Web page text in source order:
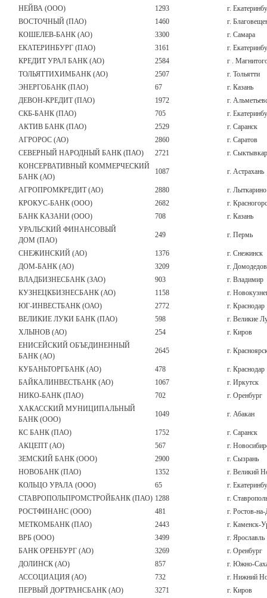
НЕЙВА (ООО)
1293
г.
ВОСТОЧНЫЙ (ПАО)
1460
г.
КОШЕЛЕВ-БАНК (АО)
3300
г. Самара
ЕКАТЕРИНБУРГ (ПАО)
3161
г.
КРЕДИТ УРАЛ БАНК (АО)
2584
г .
ТОЛЬЯТТИХИМБАНК (АО)
2507
г. Тольятти
ЭНЕРГОБАНК (ПАО)
67
г. Казань
ДЕВОН-КРЕДИТ (ПАО)
1972
г.
СКБ-БАНК (ПАО)
705
г.
АКТИВ БАНК (ПАО)
2529
г. Саранск
АГРОРОС (АО)
2860
г. Саратов
СЕВЕРНЫЙ НАРОДНЫЙ БАНК (ПАО)
2721
г. Сыктывкар
КОНСЕРВАТИВНЫЙ КОММЕРЧЕСКИЙ
БАНК (АО)
1087 г. Астрахань
АГРОПРОМКРЕДИТ (АО) 2880
г. Лыткарино
КРОКУС-БАНК (ООО)
2682
г.
БАНК КАЗАНИ (ООО)
708
г. Казань
УРАЛЬСКИЙ ФИНАНСОВЫЙ
ДОМ (ПАО)
249 г. Пермь
СНЕЖИНСКИЙ (АО) 1376
г. Снежинск
ДОМ-БАНК (АО)
3209
г.
ВЛАДБИЗНЕСБАНК (ЗАО)
903
г. Владимир
КУЗНЕЦКБИЗНЕСБАНК (АО)
1158
г.
ЮГ-ИНВЕСТБАНК (ОАО)
2772
г. Краснодар
ВЕЛИКИЕ ЛУКИ БАНК (ПАО)
598
г. Великие
ХЛЫНОВ (АО)
254
г. Киров
ЕНИСЕЙСКИЙ ОБЪЕДИНЕННЫЙ
БАНК (АО)
2645 г.
КУБАНЬТОРГБАНК (АО) 478
г. Краснодар
БАЙКАЛИНВЕСТБАНК (АО)
1067
г. Иркутск
НИКО-БАНК (ПАО)
702
г. Оренбург
ХАКАССКИЙ МУНИЦИПАЛЬНЫЙ
БАНК (ООО)
1049 г. Абакан
КС БАНК (ПАО) 1752
г. Саранск
АКЦЕПТ (АО)
567
г.
ЗЕМСКИЙ БАНК (ООО)
2900
г. Сызрань
НОВОБАНК (ПАО)
1352
г. Великий
КОЛЬЦО УРАЛА (ООО)
65
г.
СТАВРОПОЛЬПРОМСТРОЙБАНК (ПАО) 1288
г.
РОСТФИНАНС (ООО)
481
г. Ростов-
МЕТКОМБАНК (ПАО)
2443
г. Каменск-
ВРБ (ООО)
3499
г. Ярославль
БАНК ОРЕНБУРГ (АО)
3269
г. Оренбург
ДОЛИНСК (АО)
857
г. Южно-
АССОЦИАЦИЯ (АО)
732
г. Нижний
ПЕРВЫЙ ДОРТРАНСБАНК (АО)
3271
г. Киров